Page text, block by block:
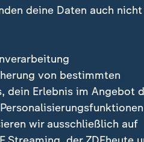
deine Daten auch nicht
von bestimmten
dein Erlebnis im Angebot
wir ausschließlich auf